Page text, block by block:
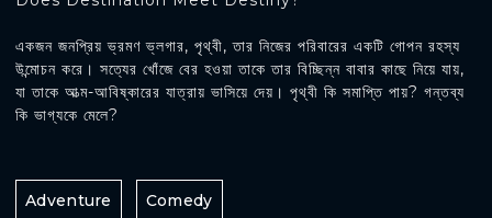
একজন জনপ্রিয় ভ্রমণ ভ্লগার, পৃথ্বী, তার নিজের পরিবারের একটি গোপন রহস্য
উন্মোচন করে। সত্যের খোঁজে বের হওয়া তাকে তার বিচ্ছিন্ন বাবার কাছে নিয়ে যায়,
যা তাকে আত্ম-আবিষ্কারের যাত্রায় ভাসিয়ে দেয়। পৃথ্বী কি সমাপ্তি পায়? গন্তব্য
কি ভাগ্যকে মেলে?
Adventure Comedy